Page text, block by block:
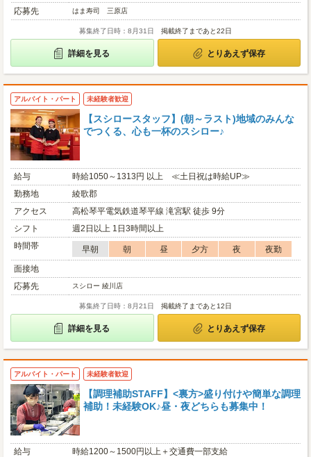
応募先
はま寿司 三原店
募集終了日時：8月31日 掲載終了まであと22日
詳細を見る とりあえず保存
アルバイト・パート 未経験者歓迎
【スシロースタッフ】(朝～ラスト)地域のみんな
でつくる、心も一杯のスシロー♪
給与
時給1050～1313円 以上 ≪土日祝は時給UP≫
勤務地
綾歌郡
アクセス
高松琴平電気鉄道琴平線 滝宮駅 徒歩 9分
シフト
週2日以上 1日3時間以上
時間帯
早朝 朝 昼 夕方 夜
夜勤
面接地
応募先
スシロー 綾川店
募集終了日時：8月21日 掲載終了まであと12日
詳細を見る とりあえず保存
アルバイト・パート 未経験者歓迎
【調理補助STAFF】<裏方>盛り付けや簡単な調理
補助！未経験OK♪昼・夜どちらも募集中！
給与
時給1200～1500円以上＋交通費一部支給